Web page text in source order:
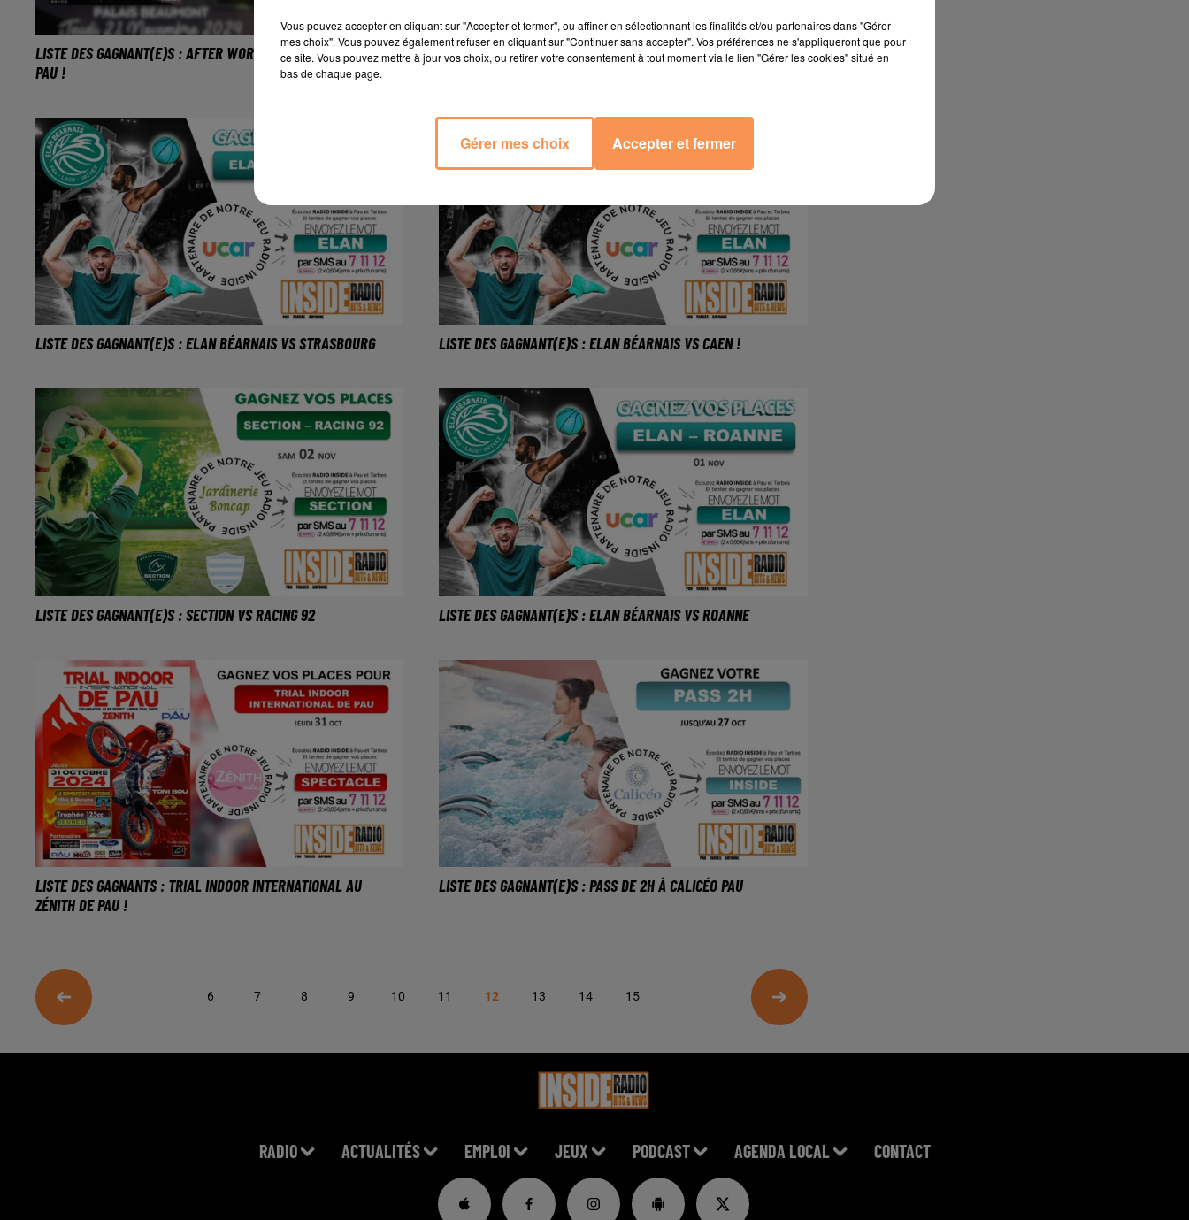
LISTE DES GAGNANT(E)S : AFTER WORK AU PALAIS BEAUMONT
PAU !
LISTE DES GAGNANT(E)S : ELAN BÉARNAIS VS ORLÉANS !
LISTE DES GAGNANT(E)S : ELAN BÉARNAIS VS STRASBOURG LISTE DES GAGNANT(E)S : ELAN BÉARNAIS VS CAEN !
LISTE DES GAGNANT(E)S : SECTION VS RACING 92 LISTE DES GAGNANT(E)S : ELAN BÉARNAIS VS ROANNE
LISTE DES GAGNANTS : TRIAL INDOOR INTERNATIONAL AU
ZÉNITH DE PAU !
LISTE DES GAGNANT(E)S : PASS DE 2H À CALICÉO PAU
6 7 8 9 10 11 12 13 14 15
RADIO ACTUALITÉS EMPLOI JEUX PODCAST AGENDA LOCAL CONTACT
Vous pouvez accepter en cliquant sur "Accepter et fermer", ou affiner en sélectionnant les finalités et/ou partenaires dans "Gérer
mes choix". Vous pouvez également refuser en cliquant sur "Continuer sans accepter". Vos préférences ne s'appliqueront que pour
ce site. Vous pouvez mettre à jour vos choix, ou retirer votre consentement à tout moment via le lien "Gérer les cookies" situé en
bas de chaque page.
Gérer mes choix Accepter et fermer